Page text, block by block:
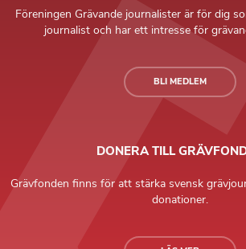
Föreningen Grävande journalister är för dig
journalist och har ett intresse för
BLI MEDLEM
DONERA TILL
Grävfonden finns för att stärka svensk
donationer.